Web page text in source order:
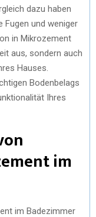
dazu haben
Fugen und weniger
in Mikrozement
aus, sondern auch
Hauses.
Bodenbelags
Ihres
im
im Badezimmer